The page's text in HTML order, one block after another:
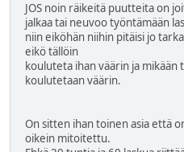
JOS noin räikeitä puutteita on
jalkaa tai neuvoo työntämään
niin eiköhän niihin pitäisi jo
eikö tällöin
kouluteta ihan väärin ja mikään
koulutetaan väärin.
On sitten ihan toinen asia että
oikein mitoitettu.